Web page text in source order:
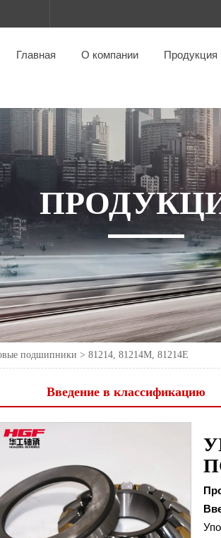
Главная О компании Продукция
подшипники >81214, 81214M, 81214E
Введение в классификацию